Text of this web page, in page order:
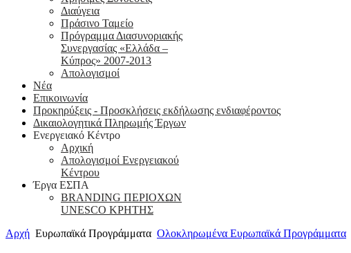
Διαύγεια
Πράσινο Ταμείο
Πρόγραμμα Διασυνοριακής
Συνεργασίας «Ελλάδα –
Κύπρος» 2007-2013
Aπολογισμοί
Νέα
Επικοινωνία
Προκηρύξεις - Προσκλήσεις εκδήλωσης ενδιαφέροντος
Δικαιολογητικά Πληρωμής Έργων
Ενεργειακό Κέντρο
Αρχική
Απολογισμοί Ενεργειακού
Κέντρου
Έργα ΕΣΠΑ
BRANDING ΠΕΡΙΟΧΩΝ
UNESCO ΚΡΗΤΗΣ
Αρχή Ευρωπαϊκά Προγράμματα Ολοκληρωμένα Ευρωπαϊκά Προγράμματα